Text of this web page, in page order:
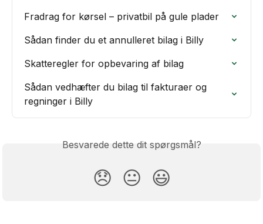
Fradrag for kørsel – privatbil på gule plader
Sådan finder du et annulleret bilag i Billy
Skatteregler for opbevaring af bilag
Sådan vedhæfter du bilag til fakturaer og
regninger i Billy
Besvarede dette dit spørgsmål?
😞 😐 😃